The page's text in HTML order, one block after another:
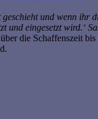
und wenn
und eingesetzt wird.‘
die Schaffenszeit